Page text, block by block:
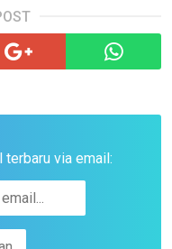
terbaru via email: